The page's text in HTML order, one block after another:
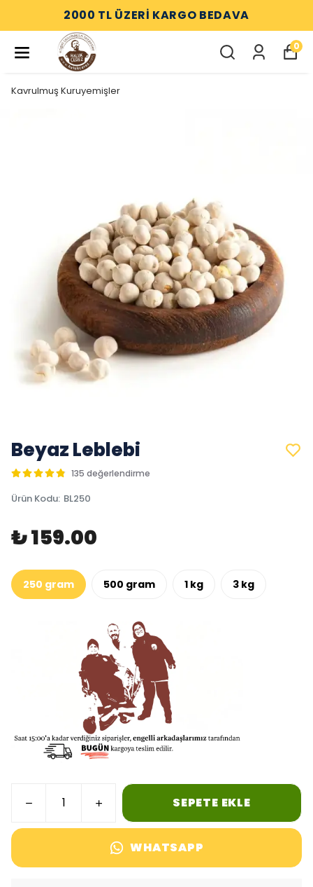
2000 TL ÜZERİ KARGO BEDAVA
0
Kavrulmuş Kuruyemişler
Beyaz Leblebi
135 değerlendirme
Ürün Kodu: BL250
₺ 159.00
250 gram 500 gram 1 kg 3 kg
SEPETE EKLE
WHATSAPP